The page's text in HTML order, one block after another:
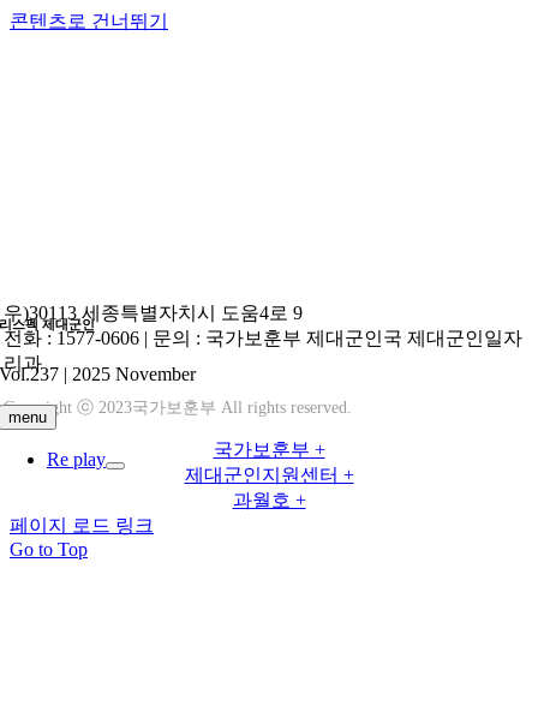
콘텐츠로 건너뛰기
리스펙 제대군인
Vol.237 | 2025 November
menu
Re play
우)30113 세종특별자치시 도움4로 9
전화 : 1577-0606 | 문의 : 국가보훈부 제대군인국 제대군인일자
리과
Copyright ⓒ 2023국가보훈부 All rights reserved.
국가보훈부 +
제대군인지원센터 +
과월호 +
페이지 로드 링크
Go to Top